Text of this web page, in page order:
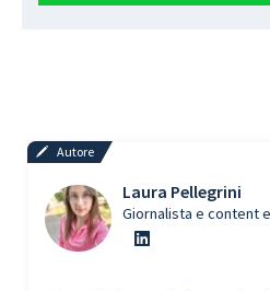
Autore
Laura Pellegrini
Giornalista e content